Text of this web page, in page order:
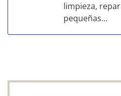
limpieza,
pequeñas...